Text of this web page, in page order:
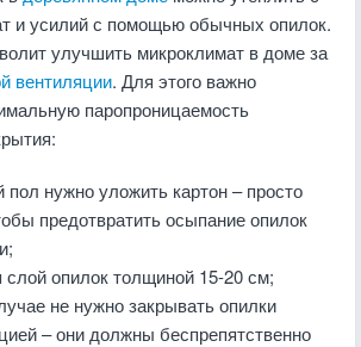
и усилий с помощью обычных опилок.
улучшить микроклимат в доме за
вентиляции. Для этого важно
паропроницаемость
пол нужно уложить картон – просто
предотвратить осыпание опилок
слой опилок толщиной 15-20 см;
не нужно закрывать опилки
– они должны беспрепятственно